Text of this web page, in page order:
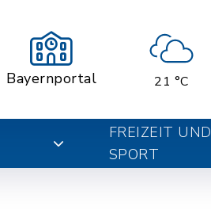
Bayernportal 21 °C
FREIZEIT UND
SPORT